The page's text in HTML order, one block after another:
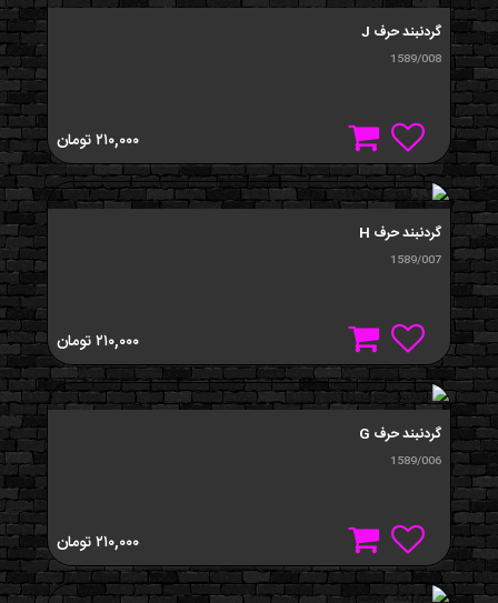
گردنبند حرف J
1589/008
۲۱۰,۰۰۰تومان
گردنبند حرف H
1589/007
۲۱۰,۰۰۰تومان
گردنبند حرف G
1589/006
۲۱۰,۰۰۰تومان